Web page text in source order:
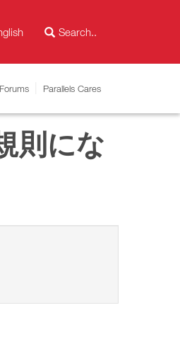
Forums Parallels Cares
則にな